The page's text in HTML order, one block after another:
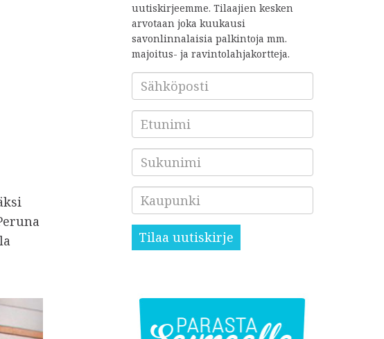
uutiskirjeemme. Tilaajien kesken
arvotaan joka kuukausi
savonlinnalaisia palkintoja mm.
majoitus- ja ravintolahjakortteja.
Sähköposti
Etunimi
Sukunimi
Kaupunki
Tilaa uutiskirje